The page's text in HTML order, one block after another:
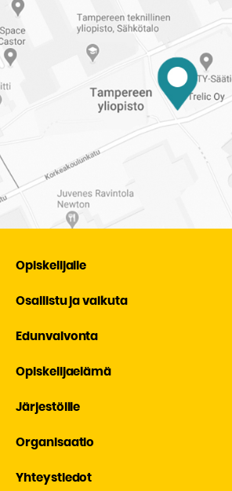
Opiskelijalle
Osallistu ja vaikuta
Edunvalvonta
Opiskelijaelämä
Järjestöille
Organisaatio
Yhteystiedot